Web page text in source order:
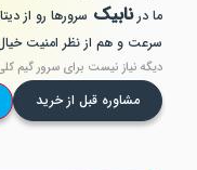
نابیکسرورها رو از دیتاسنترهای
و هم از نظر امنیت خیال‌تون
نیاز نیست برای سرور گیم کلی سرور
مشاوره قبل از خرید